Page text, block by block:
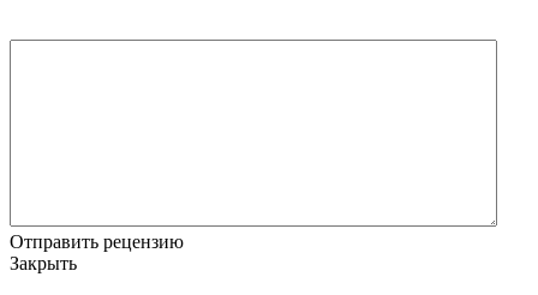
Отправить рецензию
Закрыть